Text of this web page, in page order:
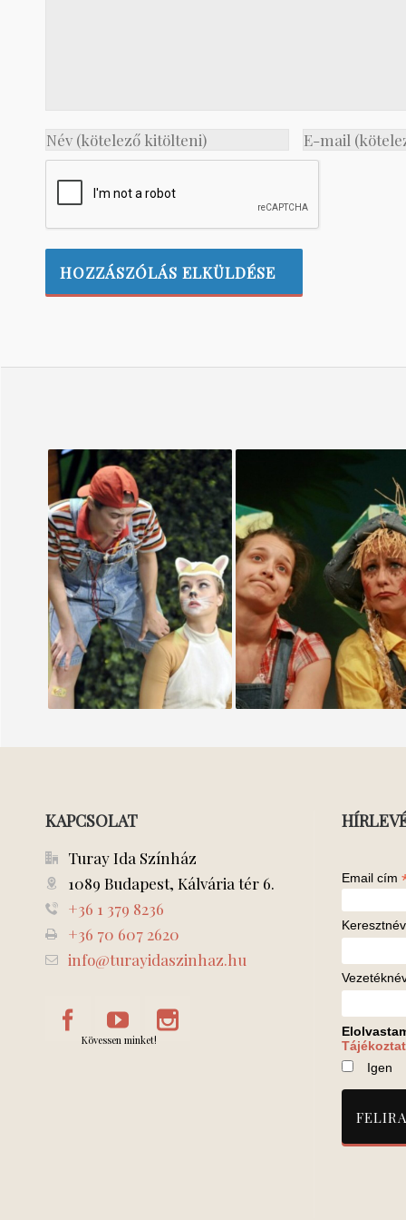
PÉTER ÉS A FARKAS ÓZ
KAPCSOLAT
Turay Ida Színház
1089 Budapest, Kálvária tér 6.
+36 1 379 8236
+36 70 607 2620
info@turayidaszinhaz.hu
Kövessen minket!
Email cím
Keresztnév
Igen